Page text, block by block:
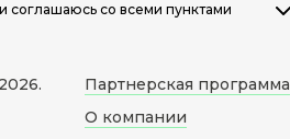
соглашаюсь со всеми пунктами
2026.
Партнерская программа
О компании